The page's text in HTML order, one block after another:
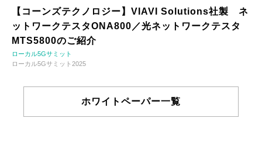
【コーンズテクノロジー】VIAVI Solutions社製 ネ
ットワークテスタONA800／光ネットワークテスタ
MTS5800のご紹介
ローカル5Gサミット
ローカル5Gサミット2025
ホワイトペーパー一覧